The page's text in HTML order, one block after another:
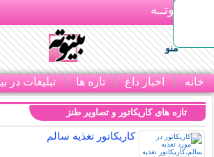
بـیتوتــه
منو
خانه اخبار داغ تازه ها تبلیغات در
تازه های کاریکاتور و تصاویر طنز
کاریکاتور تغذیه سالم